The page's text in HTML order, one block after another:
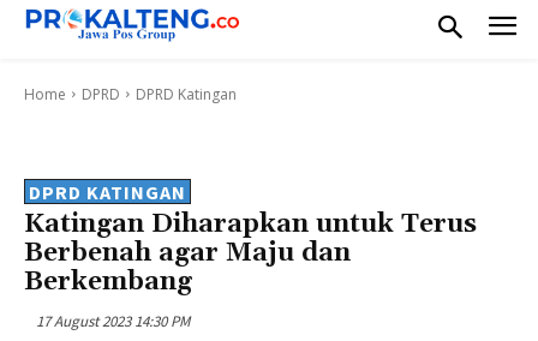
Home DPRD DPRD Katingan
DPRD KATINGAN
Katingan Diharapkan untuk Terus
Berbenah agar Maju dan
Berkembang
17 August 2023 14:30 PM